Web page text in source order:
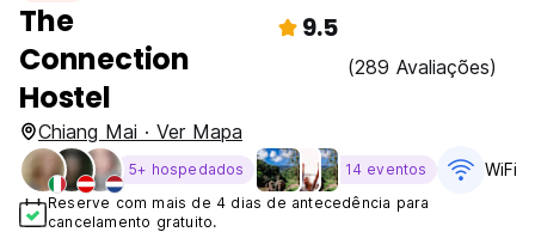
The
Connection
Hostel
9.5
(289 Avaliações)
Chiang Mai · Ver Mapa
5+ hospedados 14 eventos WiFi
Reserve com mais de 4 dias de antecedência para
cancelamento gratuito.